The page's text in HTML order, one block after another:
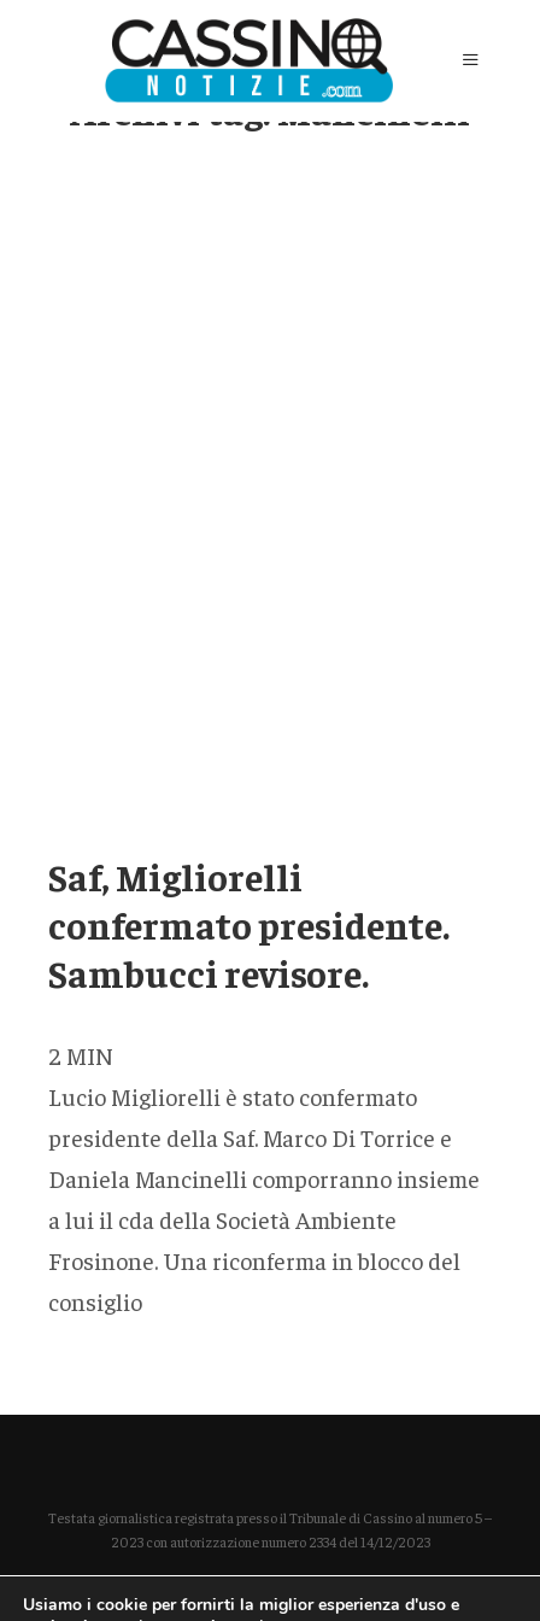
Archivi tag:Mancinelli
Saf, Migliorelli
confermato presidente.
Sambucci revisore.
2 MIN
Lucio Migliorelli è stato confermato
presidente della Saf. Marco Di Torrice e
Daniela Mancinelli comporranno insieme
a lui il cda della Società Ambiente
Frosinone. Una riconferma in blocco del
consiglio
Testata giornalistica registrata presso il Tribunale di Cassino al numero 5 –
2023 con autorizzazione numero 2334 del 14/12/2023
Direttore responsabile Paola Enrica Polidoro
Usiamo i cookie per fornirti la miglior esperienza d'uso e